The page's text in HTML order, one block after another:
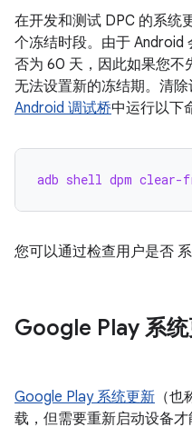
在开发和测试 DPC 的系统
个冻结时段。由于 Android
否为 60 天，因此如果您不
无法设置新的冻结期。清
Android 调试桥中运行以下
adb shell dpm clear-
您可以通过检查用户是否
Google Play 系统
Google Play 系统更新 （
载，但需要重新启动设备